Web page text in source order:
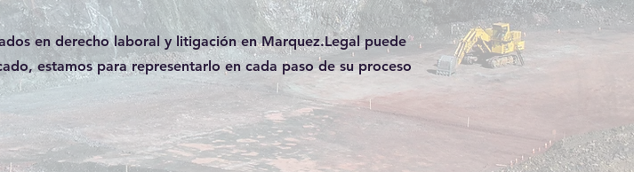
en derecho laboral y litigación en Marquez.Legal puede
estamos para representarlo en cada paso de su proceso